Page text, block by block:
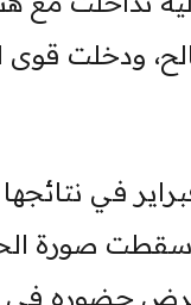
ودخلت قوى
ذلك، فإن اختزال ثورة
صورة
حضوره في